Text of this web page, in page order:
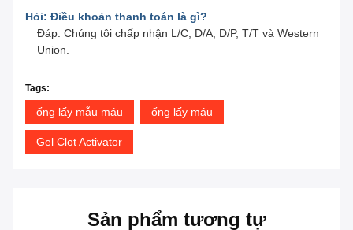
Hỏi: Điều khoản thanh toán là gì?
Đáp: Chúng tôi chấp nhận L/C, D/A, D/P, T/T và Western
Union.
Tags:
ống lấy mẫu máu ống lấy máu
Gel Clot Activator
Sản phẩm tương tự